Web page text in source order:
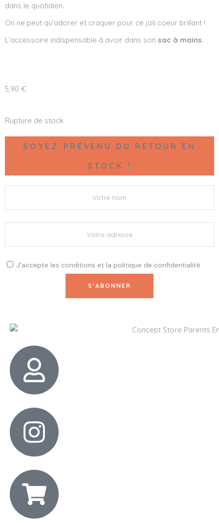
dans le quotidien.
On ne peut qu’adorer et craquer pour ce joli coeur brillant !
L’accessoire indispensable à avoir dans son sac à mains.
5,90 €
Rupture de stock
SOYEZ PRÉVENU DU RETOUR EN
STOCK !
J'accepte les conditions et la politique de confidentialité